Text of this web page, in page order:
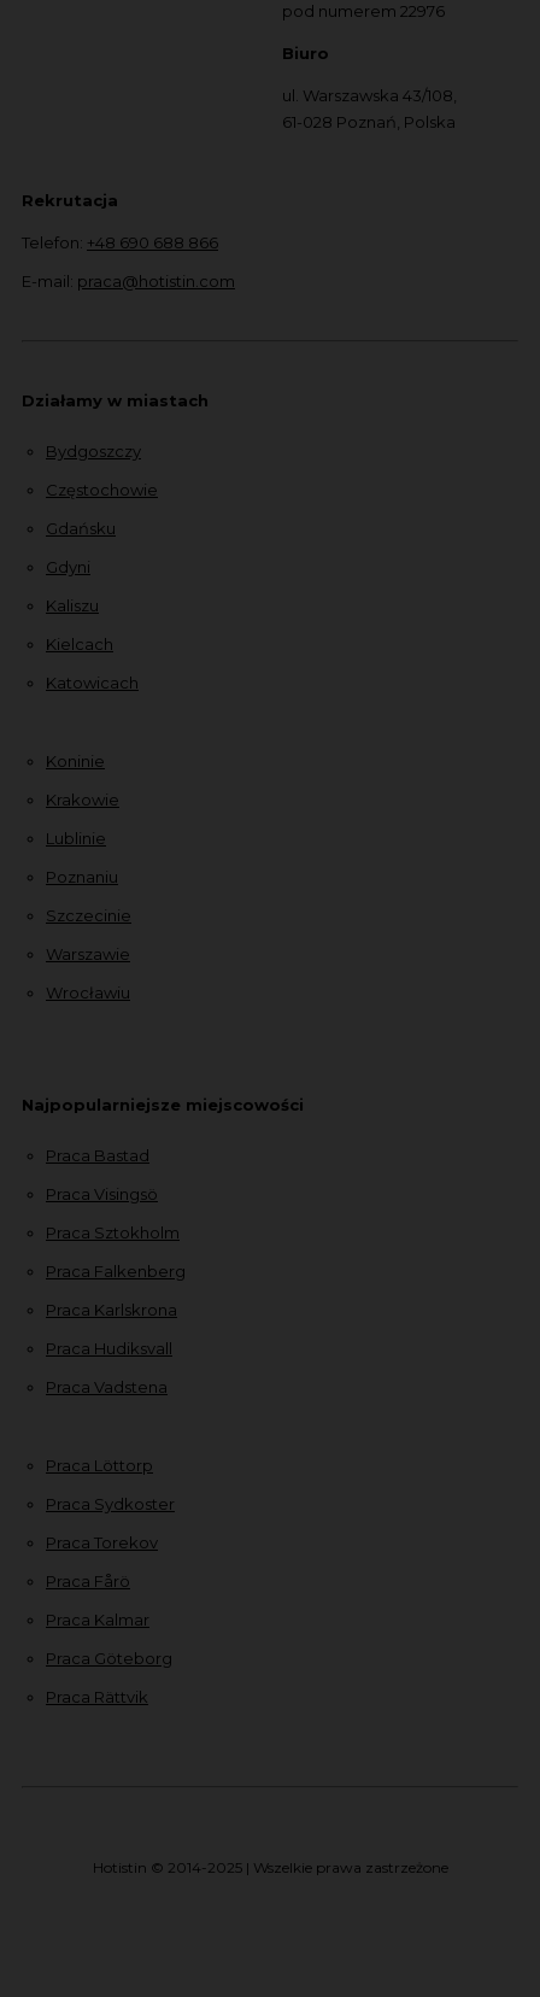
pod numerem 22976
Biuro
ul. Warszawska 43/108,
61-028 Poznań, Polska
Rekrutacja
Telefon: +48 690 688 866
E-mail: praca@hotistin.com
Działamy w miastach
Bydgoszczy
Częstochowie
Gdańsku
Gdyni
Kaliszu
Kielcach
Katowicach
Koninie
Krakowie
Lublinie
Poznaniu
Szczecinie
Warszawie
Wrocławiu
Najpopularniejsze miejscowości
Praca Bastad
Praca Visingsö
Praca Sztokholm
Praca Falkenberg
Praca Karlskrona
Praca Hudiksvall
Praca Vadstena
Praca Löttorp
Praca Sydkoster
Praca Torekov
Praca Fårö
Praca Kalmar
Praca Göteborg
Praca Rättvik
Hotistin © 2014-2025 | Wszelkie prawa zastrzeżone